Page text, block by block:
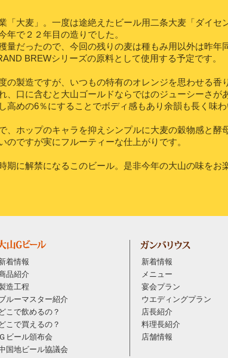
「大麦」。一度は途絶えたビール用二条大麦「ダイセ
で２２年目の造りでした。
量だったので、今回の残りの麦は種もみ用以外は昨年
BREWシリーズの原料として使用する予定です。
の製造ですが、いつもの特有のオレンジを思わせる香
、口に含むと大山ゴールドならではのジューシーさが
高めの6％にすることでボディ感もあり余韻も長く味
、ホップのキャラを抑えシンプルに大麦の穀物感と酵
ですが実にフルーティーな仕上がりです。
期に解禁になるこのビール。是非今年の大山の味をお
着情報
品紹介
造工程
ルーマスター紹介
こで飲めるの？
こで買えるの？
ビール頒布会
国地ビール協議会
新着情報
メニュー
宴会プラン
ウエディングプラン
店長紹介
料理長紹介
店舗情報